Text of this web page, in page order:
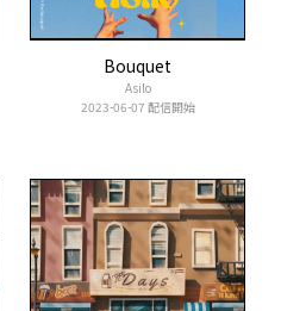
Bouquet
Asilo
2023-06-07 配信開始